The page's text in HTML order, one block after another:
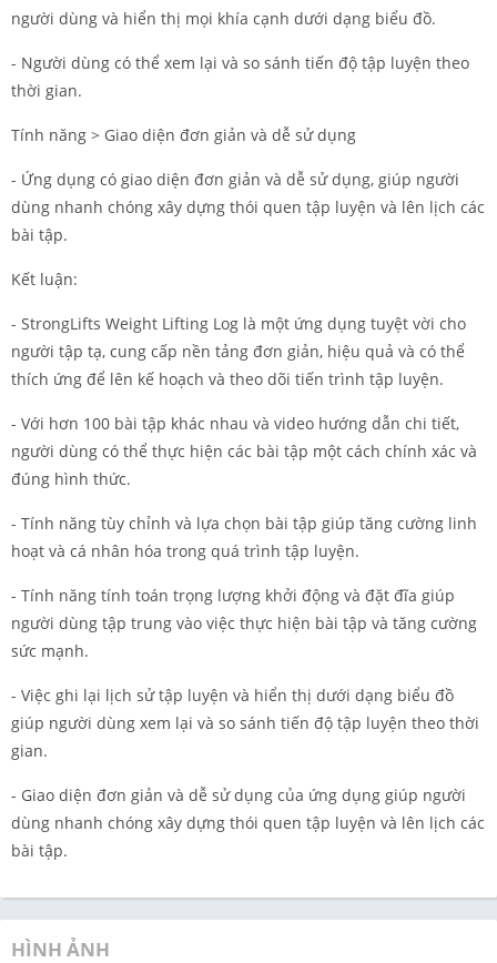
người dùng và hiển thị mọi khía cạnh dưới dạng biểu đồ.
- Người dùng có thể xem lại và so sánh tiến độ tập luyện theo
thời gian.
Tính năng > Giao diện đơn giản và dễ sử dụng
- Ứng dụng có giao diện đơn giản và dễ sử dụng, giúp người
dùng nhanh chóng xây dựng thói quen tập luyện và lên lịch các
bài tập.
Kết luận:
- StrongLifts Weight Lifting Log là một ứng dụng tuyệt vời cho
người tập tạ, cung cấp nền tảng đơn giản, hiệu quả và có thể
thích ứng để lên kế hoạch và theo dõi tiến trình tập luyện.
- Với hơn 100 bài tập khác nhau và video hướng dẫn chi tiết,
người dùng có thể thực hiện các bài tập một cách chính xác và
đúng hình thức.
- Tính năng tùy chỉnh và lựa chọn bài tập giúp tăng cường linh
hoạt và cá nhân hóa trong quá trình tập luyện.
- Tính năng tính toán trọng lượng khởi động và đặt đĩa giúp
người dùng tập trung vào việc thực hiện bài tập và tăng cường
sức mạnh.
- Việc ghi lại lịch sử tập luyện và hiển thị dưới dạng biểu đồ
giúp người dùng xem lại và so sánh tiến độ tập luyện theo thời
gian.
- Giao diện đơn giản và dễ sử dụng của ứng dụng giúp người
dùng nhanh chóng xây dựng thói quen tập luyện và lên lịch các
bài tập.
HÌNH ẢNH